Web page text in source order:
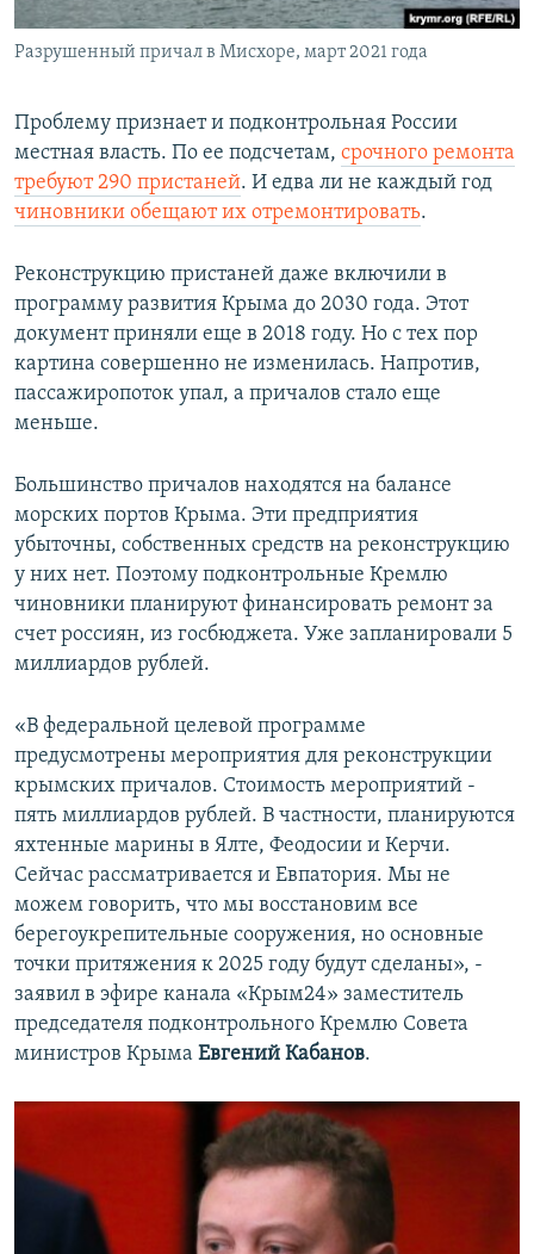
Разрушенный причал в Мисхоре, март 2021 года
Проблему признает и подконтрольная России
местная власть. По ее подсчетам, срочного ремонта
требуют 290 пристаней. И едва ли не каждый год
чиновники обещают их отремонтировать.
Реконструкцию пристаней даже включили в
программу развития Крыма до 2030 года. Этот
документ приняли еще в 2018 году. Но с тех пор
картина совершенно не изменилась. Напротив,
пассажиропоток упал, а причалов стало еще
меньше.
Большинство причалов находятся на балансе
морских портов Крыма. Эти предприятия
убыточны, собственных средств на реконструкцию
у них нет. Поэтому подконтрольные Кремлю
чиновники планируют финансировать ремонт за
счет россиян, из госбюджета. Уже запланировали 5
миллиардов рублей.
«В федеральной целевой программе
предусмотрены мероприятия для реконструкции
крымских причалов. Стоимость мероприятий -
пять миллиардов рублей. В частности, планируются
яхтенные марины в Ялте, Феодосии и Керчи.
Сейчас рассматривается и Евпатория. Мы не
можем говорить, что мы восстановим все
берегоукрепительные сооружения, но основные
точки притяжения к 2025 году будут сделаны», -
заявил в эфире канала «Крым24» заместитель
председателя подконтрольного Кремлю Совета
министров Крыма Евгений Кабанов.